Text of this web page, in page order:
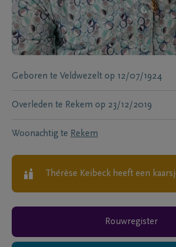
Geboren te Veldwezelt op 12/07/1924
Overleden te Rekem op 23/12/2019
Woonachtig te Rekem
Thérèse Keibeck heeft een
Rouwregister